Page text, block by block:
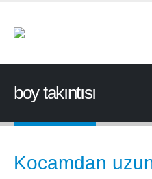
boy takıntısı
Kocamdan